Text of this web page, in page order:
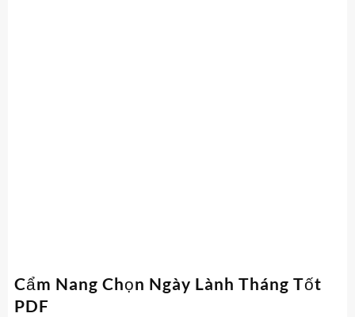
Cẩm Nang Chọn Ngày Lành Tháng Tốt
PDF